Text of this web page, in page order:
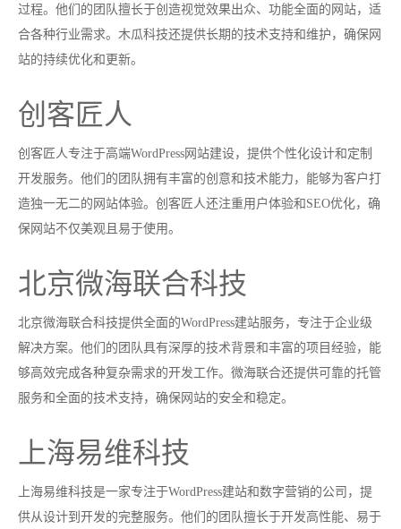
过程。他们的团队擅长于创造视觉效果出众、功能全面的网站，适
合各种行业需求。木瓜科技还提供长期的技术支持和维护，确保网
站的持续优化和更新。
创客匠人
创客匠人专注于高端WordPress网站建设，提供个性化设计和定制
开发服务。他们的团队拥有丰富的创意和技术能力，能够为客户打
造独一无二的网站体验。创客匠人还注重用户体验和SEO优化，确
保网站不仅美观且易于使用。
北京微海联合科技
北京微海联合科技提供全面的WordPress建站服务，专注于企业级
解决方案。他们的团队具有深厚的技术背景和丰富的项目经验，能
够高效完成各种复杂需求的开发工作。微海联合还提供可靠的托管
服务和全面的技术支持，确保网站的安全和稳定。
上海易维科技
上海易维科技是一家专注于WordPress建站和数字营销的公司，提
供从设计到开发的完整服务。他们的团队擅长于开发高性能、易于